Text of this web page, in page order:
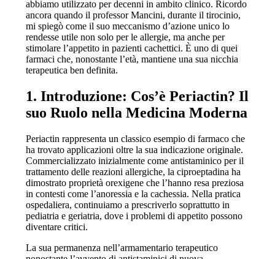
abbiamo utilizzato per decenni in ambito clinico. Ricordo
ancora quando il professor Mancini, durante il tirocinio,
mi spiegò come il suo meccanismo d’azione unico lo
rendesse utile non solo per le allergie, ma anche per
stimolare l’appetito in pazienti cachettici. È uno di quei
farmaci che, nonostante l’età, mantiene una sua nicchia
terapeutica ben definita.
1. Introduzione: Cos’è Periactin? Il
suo Ruolo nella Medicina Moderna
Periactin rappresenta un classico esempio di farmaco che
ha trovato applicazioni oltre la sua indicazione originale.
Commercializzato inizialmente come antistaminico per il
trattamento delle reazioni allergiche, la ciproeptadina ha
dimostrato proprietà orexigene che l’hanno resa preziosa
in contesti come l’anoressia e la cachessia. Nella pratica
ospedaliera, continuiamo a prescriverlo soprattutto in
pediatria e geriatria, dove i problemi di appetito possono
diventare critici.
La sua permanenza nell’armamentario terapeutico